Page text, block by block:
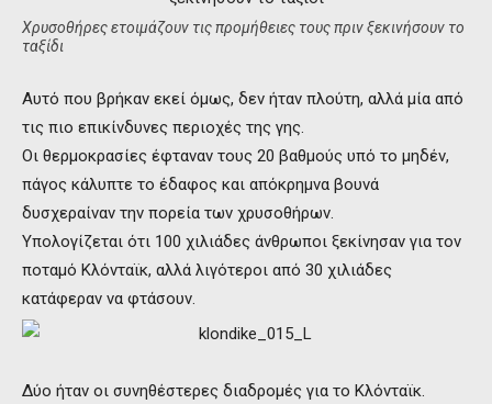
Χρυσοθήρες ετοιμάζουν τις προμήθειες τους πριν ξεκινήσουν το
ταξίδι
Αυτό που βρήκαν εκεί όμως, δεν ήταν πλούτη, αλλά μία από
τις πιο επικίνδυνες περιοχές της γης.
Οι θερμοκρασίες έφταναν τους 20 βαθμούς υπό το μηδέν,
πάγος κάλυπτε το έδαφος και απόκρημνα βουνά
δυσχεραίναν την πορεία των χρυσοθήρων.
Υπολογίζεται ότι 100 χιλιάδες άνθρωποι ξεκίνησαν για τον
ποταμό Κλόνταϊκ, αλλά λιγότεροι από 30 χιλιάδες
κατάφεραν να φτάσουν.
Δύο ήταν οι συνηθέστερες διαδρομές για το Κλόνταϊκ.